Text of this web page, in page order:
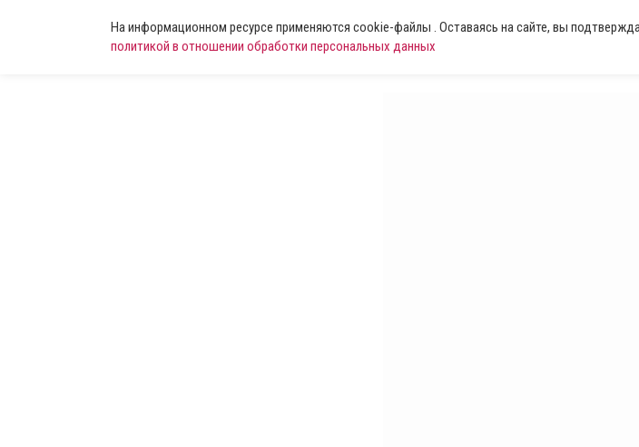
На информационном ресурсе применяются cookie-файлы . Оставаясь на сайте, вы
политикой в отношении обработки персональных данных